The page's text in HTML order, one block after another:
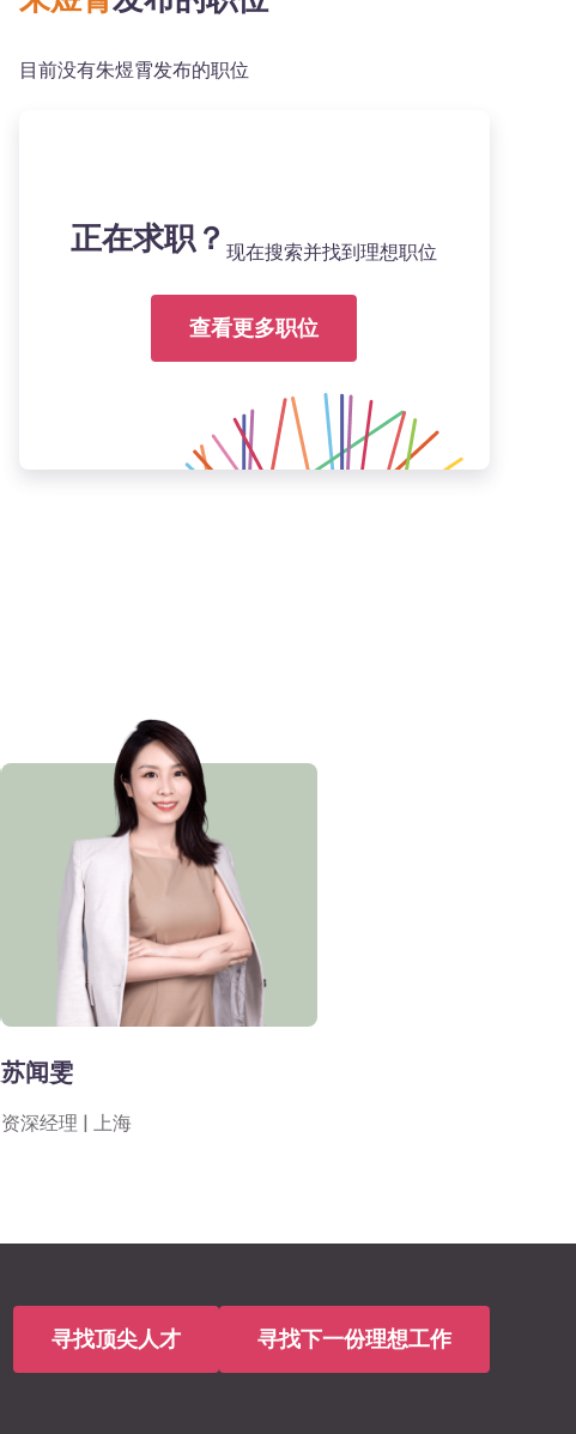
目前没有朱煜霄发布的职位
正在求职？现在搜索并找到理想职位
查看更多职位
苏闻雯
资深经理 | 上海
寻找顶尖人才 寻找下一份理想工作